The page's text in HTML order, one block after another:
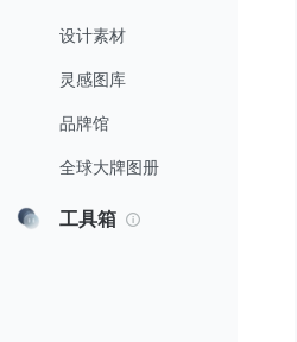
设计素材
灵感图库
品牌馆
全球大牌图册
工具箱